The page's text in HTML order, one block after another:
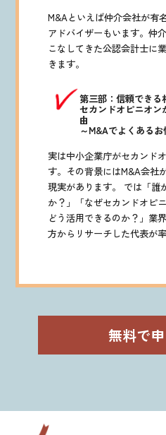
M&Aといえば仲介会社が有
アドバイザーもいます。仲
こなしてきた公認会計士に
きます。
第三部：信頼できる
セカンドオピニオン
由
～M&Aでよくある
実は中小企業庁がセカンド
す。その背景にはM&A会社
現実があります。 では「誰
か？」「なぜセカンドオピ
どう活用できるのか？」業
方からリサーチした代表が
無料で